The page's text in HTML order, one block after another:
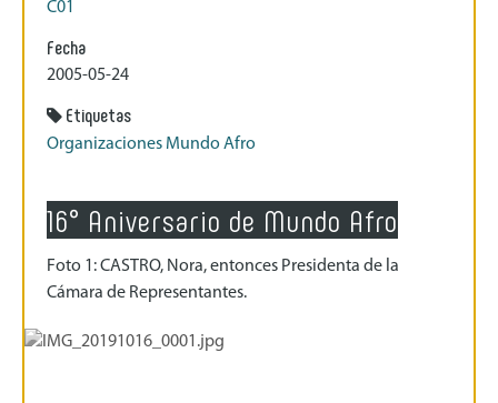
C01
Fecha
2005-05-24
Etiquetas
Organizaciones Mundo Afro
16° Aniversario de Mundo Afro
Foto 1: CASTRO, Nora, entonces Presidenta de la
Cámara de Representantes.